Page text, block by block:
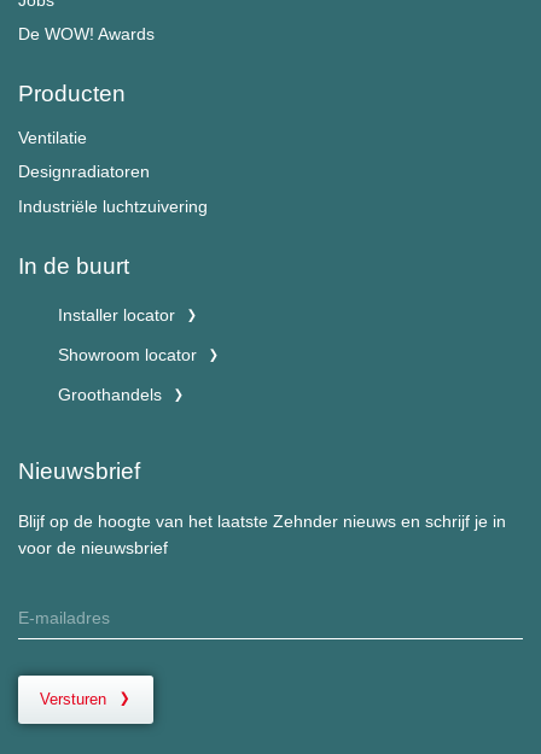
De WOW! Awards
Producten
Ventilatie
Designradiatoren
Industriële luchtzuivering
In de buurt
Installer locator
Showroom locator
Groothandels
Nieuwsbrief
Blijf op de hoogte van het laatste Zehnder nieuws en schrijf je in
voor de nieuwsbrief
Versturen